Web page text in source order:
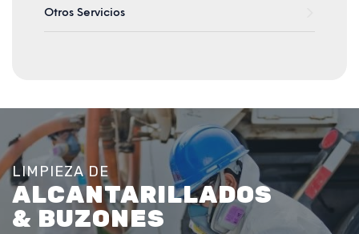
Otros Servicios
LIMPIEZA DE
ALCANTARILLADOS
& BUZONES